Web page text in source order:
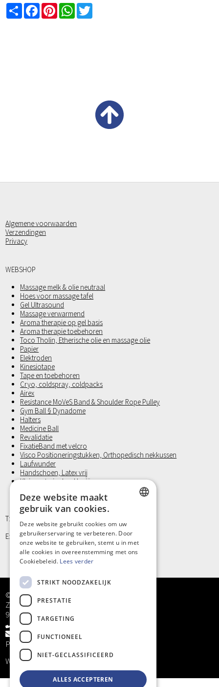
ShareFacebookPinterestWhatsApp
Algemene voorwaarden
Verzendingen
Privacy
WEBSHOP
Massage melk & olie neutraal
Hoes voor massage tafel
Gel Ultrasound
Massage verwarmend
Aroma therapie op gel basis
Aroma therapie toebehoren
Toco Tholin, Etherische olie en massage olie
Papier
Elektroden
Kinesiotape
Tape en toebehoren
Cryo, coldspray, coldpacks
Airex
Resistance MoVeS Band & Shoulder Rope Pulley
Gym Ball § Dynadome
Halters
Medicine Ball
Revalidatie
FixatieBand met velcro
Visco Positioneringstukken, Orthopedisch nekkussen
Laufwunder
Handschoen, Latex vrij
Klein materiaal en Hygiëne
T: +32 9/373 77 65
E: info@kinergy.be
© Kinergy bv
Zandstraat 5
9968 Bassevelde
+32 9/373 77 65
info@kinergy.be
Privacy
Website by
FRENCH
Deze website maakt
gebruik van cookies.
Deze website gebruikt cookies om uw
gebruikerservaring te verbeteren. Door
onze website te gebruiken, stemt u in met
alle cookies in overeenstemming met ons
Cookiebeleid. Lees verder
STRIKT NOODZAKELIJK
PRESTATIE
TARGETING
FUNCTIONEEL
NIET-GECLASSIFICEERD
ALLES ACCEPTEREN